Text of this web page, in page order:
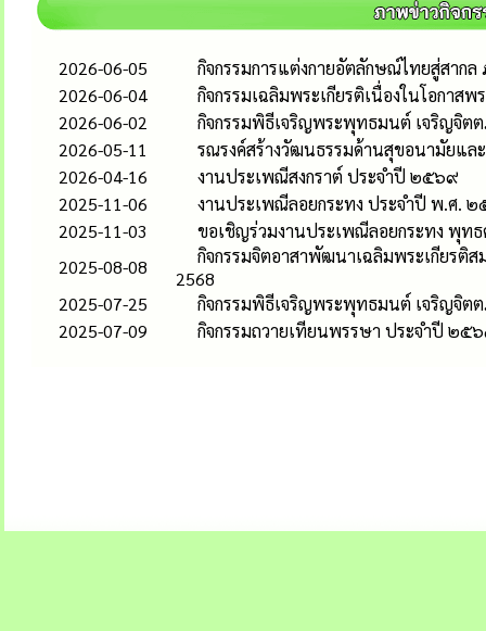
2026-06-05
กิจกรรมการแต่งกายอัตลักษณ์ไทยสู่สาก
2026-06-04
กิจกรรมเฉลิมพระเกียรติเนื่องในโอกา
2026-06-02
กิจกรรมพิธีเจริญพระพุทธมนต์ เจริญจิต
2026-05-11
รณรงค์สร้างวัฒนธรรมด้านสุขอนามัยแล
2026-04-16
งานประเพณีสงกราต์ ประจำปี ๒๕๖๙
2025-11-06
งานประเพณีลอยกระทง ประจำปี พ.ศ.
2025-11-03
ขอเชิญร่วมงานประเพณีลอยกระทง พุท
2025-08-08
กิจกรรมจิตอาสาพัฒนาเฉลิมพระเกียรติ
2568
2025-07-25
กิจกรรมพิธีเจริญพระพุทธมนต์ เจริญจิต
2025-07-09
กิจกรรมถวายเทียนพรรษา ประจำปี ๒๕